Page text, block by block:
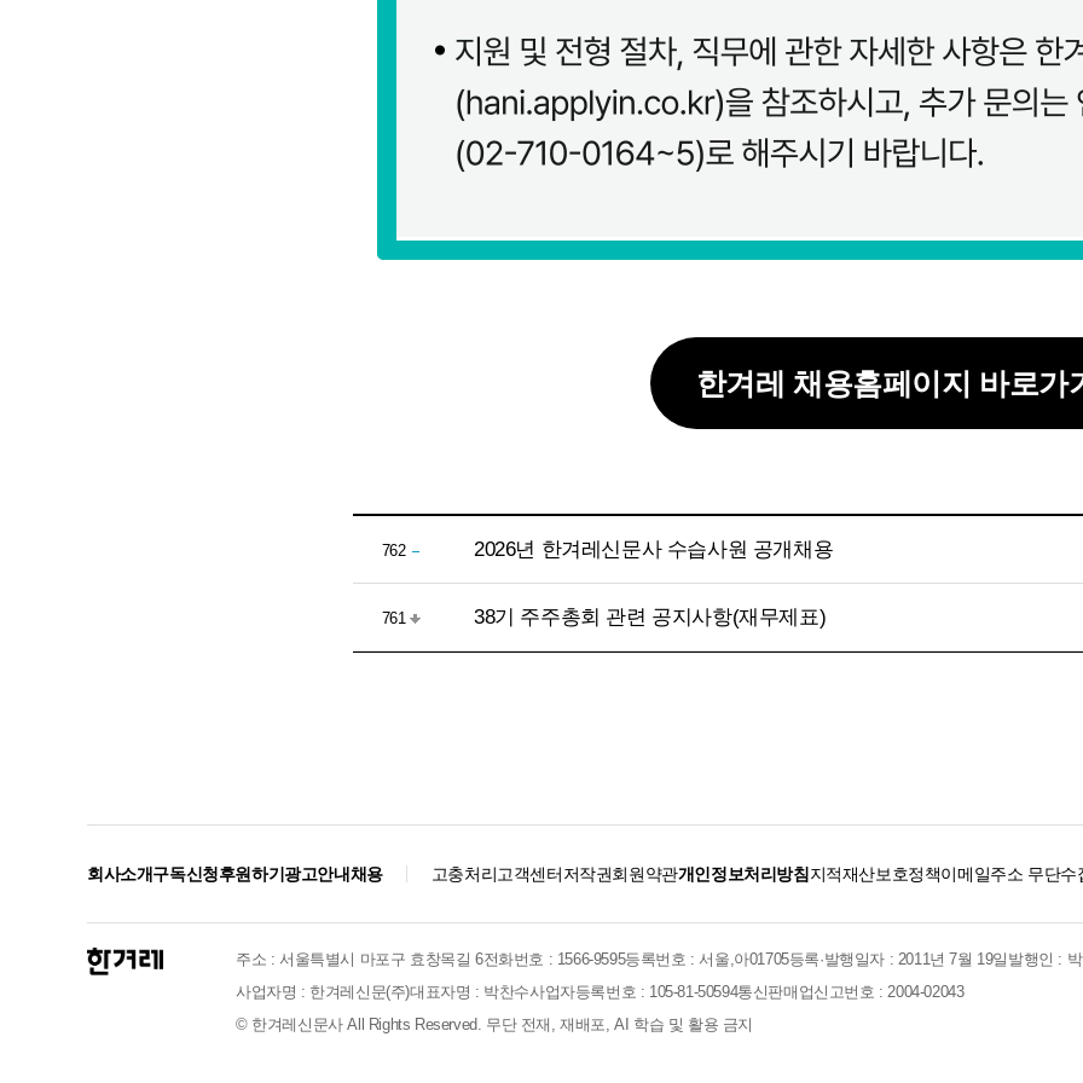
한겨레 채용홈페이지 바로가
762 2026년 한겨레신문사 수습사원 공개채용
761 38기 주주총회 관련 공지사항(재무제표)
회사소개구독신청후원하기광고안내채용 고충처리고객센터저작권회원약관개인정보처리방침지적재산보호정책이메일주소 무단수
주소 : 서울특별시 마포구 효창목길 6전화번호 : 1566-9595등록번호 : 서울,아01705등록·발행일자 : 2011년 7월 19일 발행인 :
사업자명 : 한겨레신문(주)대표자명 : 박찬수사업자등록번호 : 105-81-50594통신판매업신고번호 : 2004-02043
© 한겨레신문사 All Rights Reserved. 무단 전재, 재배포, AI 학습 및 활용 금지